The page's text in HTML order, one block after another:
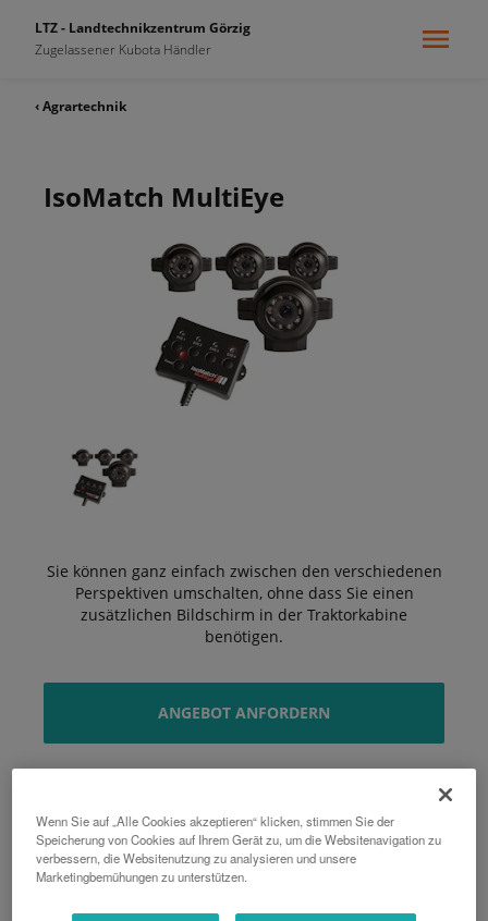
LTZ - Landtechnikzentrum Görzig
Zugelassener Kubota Händler
‹ Agrartechnik
IsoMatch MultiEye
Sie können ganz einfach zwischen den verschiedenen
Perspektiven umschalten, ohne dass Sie einen
zusätzlichen Bildschirm in der Traktorkabine
benötigen.
ANGEBOT ANFORDERN
Wenn Sie auf „Alle Cookies akzeptieren“ klicken, stimmen Sie der
Speicherung von Cookies auf Ihrem Gerät zu, um die Websitenavigation zu
verbessern, die Websitenutzung zu analysieren und unsere
Marketingbemühungen zu unterstützen.